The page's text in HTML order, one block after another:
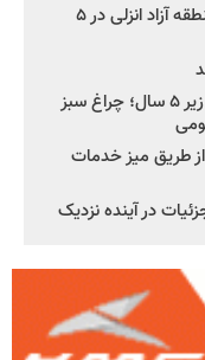
استاندار گیلان: تردد خودروهای پلاک منطقه آزاد انزلی در ۵
صدور مجوز واردات اتوبوس‌های کارکرده زیر ۵ سال؛ چراغ سبز
طریق میز خدمات
در آینده نزدیک